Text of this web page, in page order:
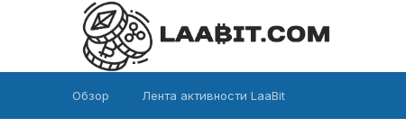
Обзор Лента активности LaaBit